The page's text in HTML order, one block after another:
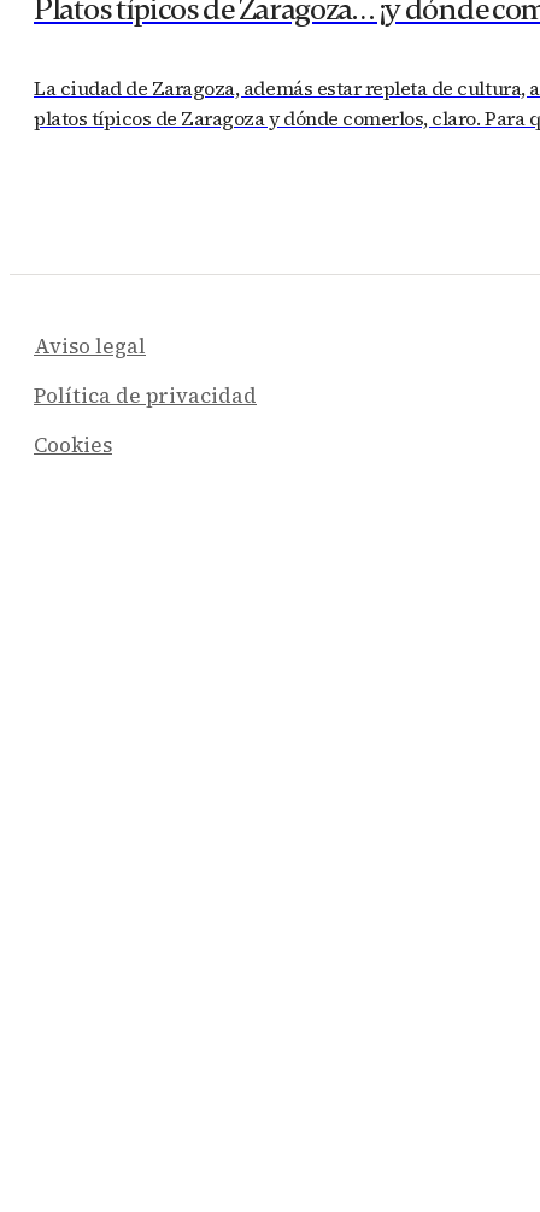
Platos típicos de Zaragoza… ¡y dónde
La ciudad de Zaragoza, además estar repleta de cultura,
platos típicos de Zaragoza y dónde comerlos, claro. Para
Aviso legal
Política de privacidad
Cookies